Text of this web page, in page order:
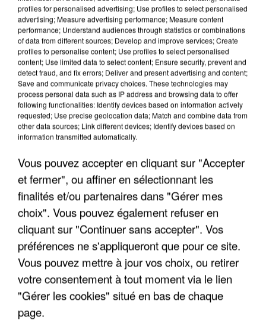
UN SECOND CADRE DE LA DZ MAFIA
INTERPELLÉ EN ALGÉRIE
profiles for personalised advertising; Use profiles to select personalised
advertising; Measure advertising performance; Measure content
performance; Understand audiences through statistics or combinations
of data from different sources; Develop and improve services; Create
profiles to personalise content; Use profiles to select personalised
content; Use limited data to select content; Ensure security, prevent and
detect fraud, and fix errors; Deliver and present advertising and content;
Save and communicate privacy choices. These technologies may
process personal data such as IP address and browsing data to offer
following functionalities: Identify devices based on information actively
requested; Use precise geolocation data; Match and combine data from
other data sources; Link different devices; Identify devices based on
information transmitted automatically.
Vous pouvez accepter en cliquant sur "Accepter
et fermer", ou affiner en sélectionnant les
finalités et/ou partenaires dans "Gérer mes
choix". Vous pouvez également refuser en
cliquant sur "Continuer sans accepter". Vos
préférences ne s'appliqueront que pour ce site.
Vous pouvez mettre à jour vos choix, ou retirer
votre consentement à tout moment via le lien
"Gérer les cookies" situé en bas de chaque
page.